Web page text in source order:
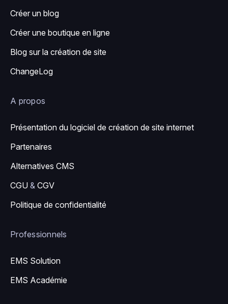
Créer un blog
Créer une boutique en ligne
Blog sur la création de site
ChangeLog
A propos
Présentation du logiciel de création de site internet
Partenaires
Alternatives CMS
CGU & CGV
Politique de confidentialité
Professionnels
EMS Solution
EMS Académie